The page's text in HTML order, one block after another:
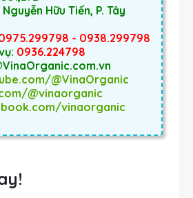
Hữu Tiến, P. Tây
- 0938.299798
0936.224798
@VinaOrganic
@vinaorganic
vinaorganic